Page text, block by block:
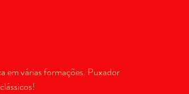
em várias formações. Puxador